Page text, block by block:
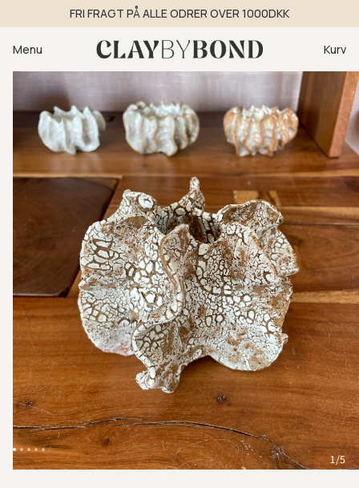
indhold
FRI FRAGT PÅ ALLE ODRER OVER 1000DKK
Menu Kurv
Kurv
1/5